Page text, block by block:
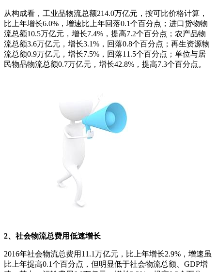
从构成看，工业品物流总额214.0万亿元，按可比价格计算，
比上年增长6.0%，增速比上年回落0.1个百分点；进口货物物
流总额10.5万亿元，增长7.4%，提高7.2个百分点；农产品物
流总额3.6万亿元，增长3.1%，回落0.8个百分点；再生资源物
流总额0.9万亿元，增长7.5%，回落11.5个百分点；单位与居
民物品物流总额0.7万亿元，增长42.8%，提高7.3个百分点。
2、社会物流总费用低速增长
2016年社会物流总费用11.1万亿元，比上年增长2.9%，增速虽
比上年提高0.1个百分点，但明显低于社会物流总额、GDP增